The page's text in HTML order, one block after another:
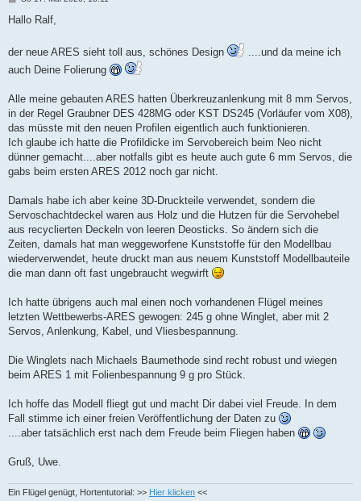
i
g
Hallo Ralf,
der neue ARES sieht toll aus, schönes Design
....und da meine ich
auch Deine Folierung
Alle meine gebauten ARES hatten Überkreuzanlenkung mit 8 mm Servos,
in der Regel Graubner DES 428MG oder KST DS245 (Vorläufer vom X08),
das müsste mit den neuen Profilen eigentlich auch funktionieren.
Ich glaube ich hatte die Profildicke im Servobereich beim Neo nicht
dünner gemacht....aber notfalls gibt es heute auch gute 6 mm Servos, die
gabs beim ersten ARES 2012 noch gar nicht.
Damals habe ich aber keine 3D-Druckteile verwendet, sondern die
Servoschachtdeckel waren aus Holz und die Hutzen für die Servohebel
aus recyclierten Deckeln von leeren Deosticks. So ändern sich die
Zeiten, damals hat man weggeworfene Kunststoffe für den Modellbau
wiederverwendet, heute druckt man aus neuem Kunststoff Modellbauteile
die man dann oft fast ungebraucht wegwirft
Ich hatte übrigens auch mal einen noch vorhandenen Flügel meines
letzten Wettbewerbs-ARES gewogen: 245 g ohne Winglet, aber mit 2
Servos, Anlenkung, Kabel, und Vliesbespannung.
Die Winglets nach Michaels Baumethode sind recht robust und wiegen
beim ARES 1 mit Folienbespannung 9 g pro Stück.
Ich hoffe das Modell fliegt gut und macht Dir dabei viel Freude. In dem
Fall stimme ich einer freien Veröffentlichung der Daten zu
....aber tatsächlich erst nach dem Freude beim Fliegen haben
Gruß, Uwe.
Ein Flügel genügt, Hortentutorial: >> Hier klicken <<